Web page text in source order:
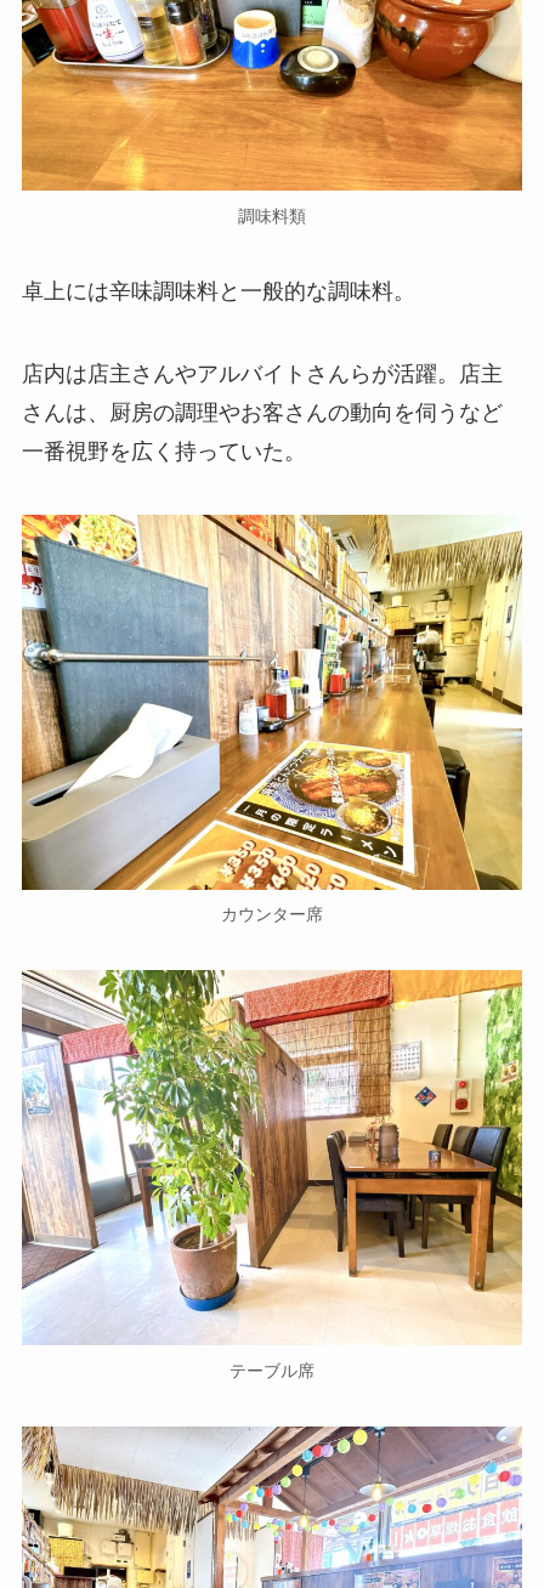
調味料類
卓上には辛味調味料と一般的な調味料。
店内は店主さんやアルバイトさんらが活躍。店主
さんは、厨房の調理やお客さんの動向を伺うなど
一番視野を広く持っていた。
カウンター席
テーブル席